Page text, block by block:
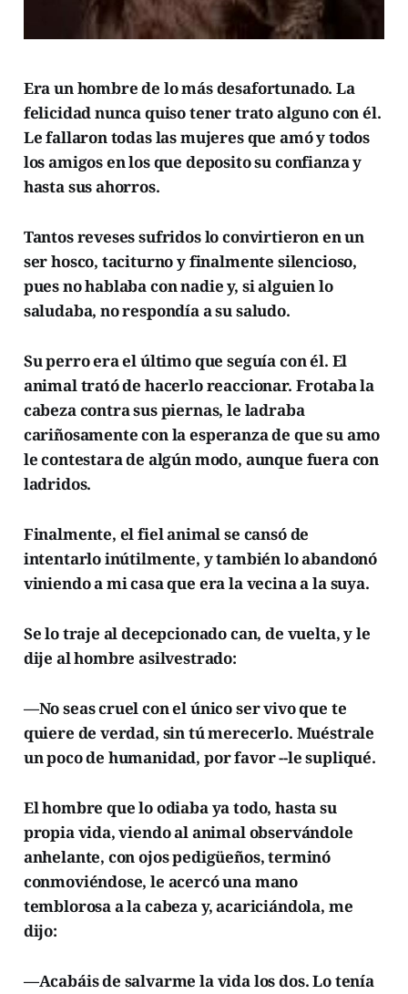
Era un hombre de lo más desafortunado. La
felicidad nunca quiso tener trato alguno con él.
Le fallaron todas las mujeres que amó y todos
los amigos en los que deposito su confianza y
hasta sus ahorros.
Tantos reveses sufridos lo convirtieron en un
ser hosco, taciturno y finalmente silencioso,
pues no hablaba con nadie y, si alguien lo
saludaba, no respondía a su saludo.
Su perro era el último que seguía con él. El
animal trató de hacerlo reaccionar. Frotaba la
cabeza contra sus piernas, le ladraba
cariñosamente con la esperanza de que su amo
le contestara de algún modo, aunque fuera con
ladridos.
Finalmente, el fiel animal se cansó de
intentarlo inútilmente, y también lo abandonó
viniendo a mi casa que era la vecina a la suya.
Se lo traje al decepcionado can, de vuelta, y le
dije al hombre asilvestrado:
—No seas cruel con el único ser vivo que te
quiere de verdad, sin tú merecerlo. Muéstrale
un poco de humanidad, por favor --le supliqué.
El hombre que lo odiaba ya todo, hasta su
propia vida, viendo al animal observándole
anhelante, con ojos pedigüeños, terminó
conmoviéndose, le acercó una mano
temblorosa a la cabeza y, acariciándola, me
dijo:
—Acabáis de salvarme la vida los dos. Lo tenía